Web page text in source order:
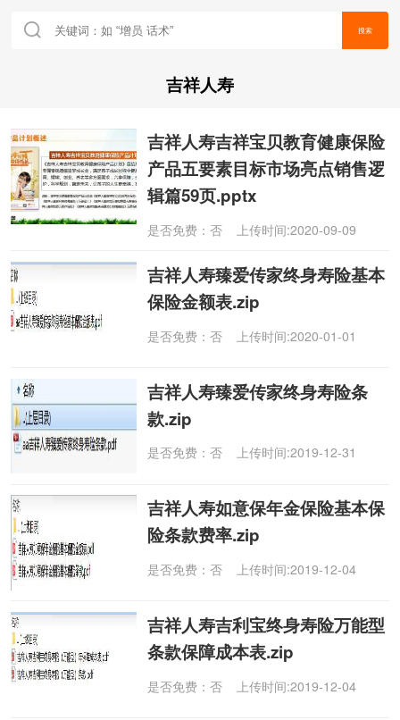
搜索
吉祥人寿
吉祥人寿吉祥宝贝教育健康保险
产品五要素目标市场亮点销售逻
辑篇59页.pptx
是否免费：否 上传时间:2020-09-09
吉祥人寿臻爱传家终身寿险基本
保险金额表.zip
是否免费：否 上传时间:2020-01-01
吉祥人寿臻爱传家终身寿险条
款.zip
是否免费：否 上传时间:2019-12-31
吉祥人寿如意保年金保险基本保
险条款费率.zip
是否免费：否 上传时间:2019-12-04
吉祥人寿吉利宝终身寿险万能型
条款保障成本表.zip
是否免费：否 上传时间:2019-12-04